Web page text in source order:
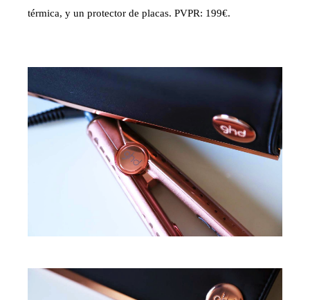
térmica, y un protector de placas. PVPR: 199€.